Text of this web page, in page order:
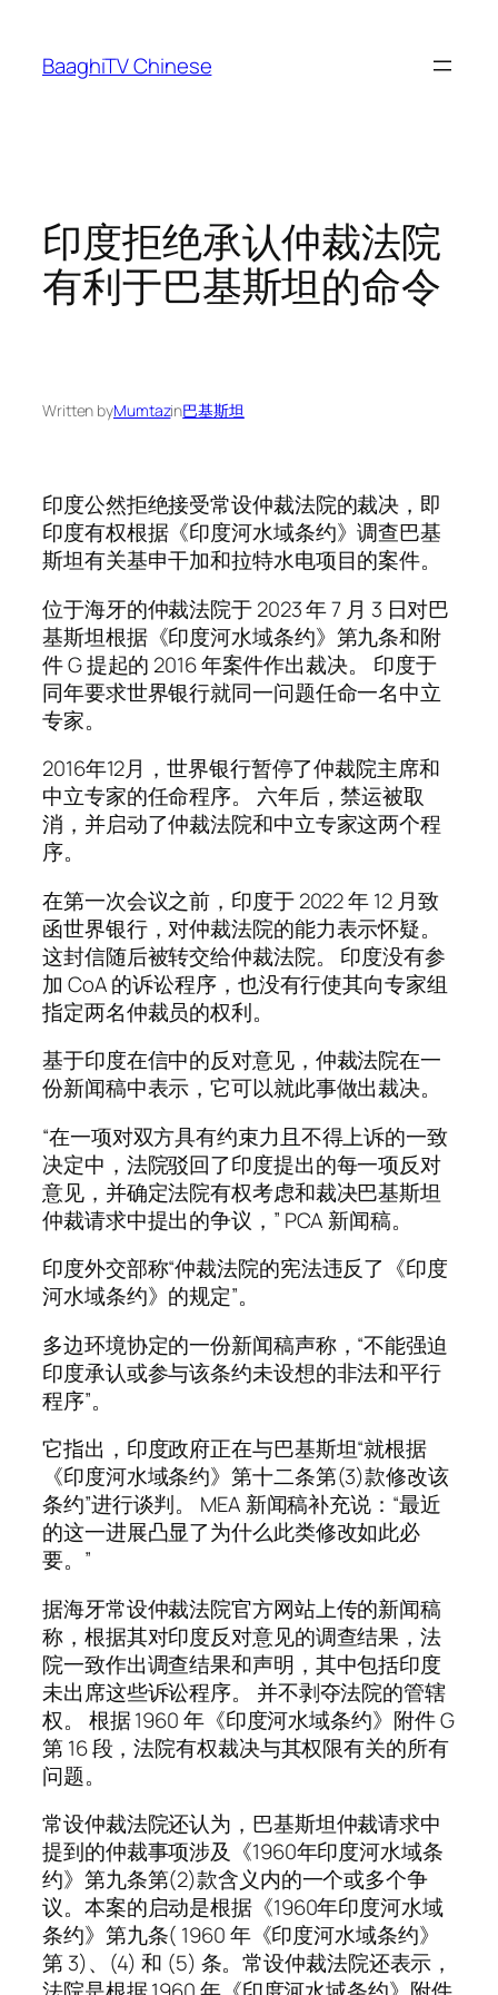
content
BaaghiTV Chinese
印度拒绝承认仲裁法院
有利于巴基斯坦的命令
Written byMumtazin巴基斯坦
印度公然拒绝接受常设仲裁法院的裁决，即
印度有权根据《印度河水域条约》调查巴基
斯坦有关基申干加和拉特水电项目的案件。
位于海牙的仲裁法院于 2023 年 7 月 3 日对巴
基斯坦根据《印度河水域条约》第九条和附
件 G 提起的 2016 年案件作出裁决。 印度于
同年要求世界银行就同一问题任命一名中立
专家。
2016年12月，世界银行暂停了仲裁院主席和
中立专家的任命程序。 六年后，禁运被取
消，并启动了仲裁法院和中立专家这两个程
序。
在第一次会议之前，印度于 2022 年 12 月致
函世界银行，对仲裁法院的能力表示怀疑。
这封信随后被转交给仲裁法院。 印度没有参
加 CoA 的诉讼程序，也没有行使其向专家组
指定两名仲裁员的权利。
基于印度在信中的反对意见，仲裁法院在一
份新闻稿中表示，它可以就此事做出裁决。
“在一项对双方具有约束力且不得上诉的一致
决定中，法院驳回了印度提出的每一项反对
意见，并确定法院有权考虑和裁决巴基斯坦
仲裁请求中提出的争议，” PCA 新闻稿。
印度外交部称“仲裁法院的宪法违反了《印度
河水域条约》的规定”。
多边环境协定的一份新闻稿声称，“不能强迫
印度承认或参与该条约未设想的非法和平行
程序”。
它指出，印度政府正在与巴基斯坦“就根据
《印度河水域条约》第十二条第(3)款修改该
条约”进行谈判。 MEA 新闻稿补充说：“最近
的这一进展凸显了为什么此类修改如此必
要。”
据海牙常设仲裁法院官方网站上传的新闻稿
称，根据其对印度反对意见的调查结果，法
院一致作出调查结果和声明，其中包括印度
未出席这些诉讼程序。 并不剥夺法院的管辖
权。 根据 1960 年《印度河水域条约》附件 G
第 16 段，法院有权裁决与其权限有关的所有
问题。
常设仲裁法院还认为，巴基斯坦仲裁请求中
提到的仲裁事项涉及《1960年印度河水域条
约》第九条第(2)款含义内的一个或多个争
议。本案的启动是根据《1960年印度河水域
条约》第九条( 1960 年《印度河水域条约》
第 3)、(4) 和 (5) 条。常设仲裁法院还表示，